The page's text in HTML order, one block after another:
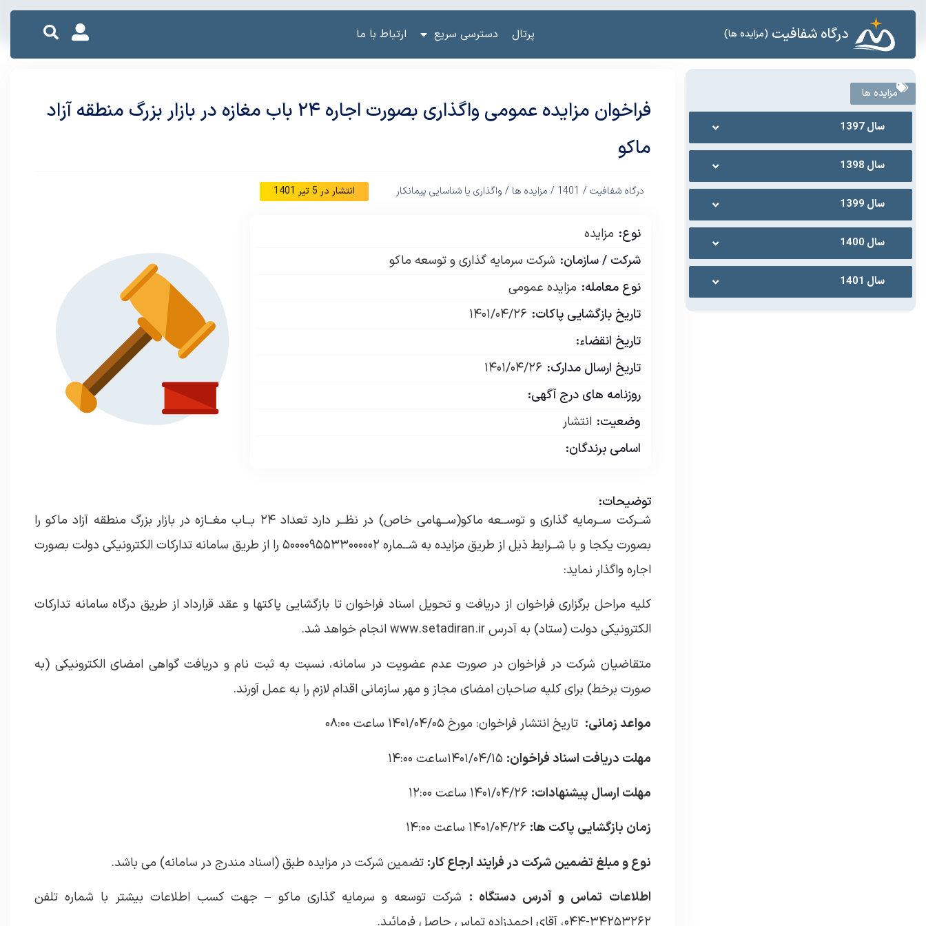
درگاه شفافیت (مزایده ها) پرتال دسترسی سریع ارتباط با ما
مزایده ها
سال 1397
سال 1398
سال 1399
سال 1400
سال 1401
فراخوان مزایده عمومی واگذاری بصورت اجاره ۲۴ باب مغازه در بازار بزرگ منطقه آزاد
ماکو
درگاه شفافیت / 1401
/ مزایده ها / واگذاری یا شناسایی پیمانکار انتشار در 5 تیر 1401
نوع: مزایده
شرکت / سازمان: شرکت سرمایه گذاری و توسعه ماکو
نوع معامله: مزایده عمومی
تاریخ بازگشایی پاکات: ۱۴۰۱/۰۴/۲۶
تاریخ انقضاء:
تاریخ ارسال مدارک: ۱۴۰۱/۰۴/۲۶
روزنامه های درج آگهی:
وضعیت: انتشار
اسامی برندگان:
توضیحات:
شــرکت ســرمایه گذاری و توســعه ماکو(ســهامی خاص) در نظــر دارد تعداد ۲۴ بــاب مغــازه در بازار بزرگ منطقه آزاد ماکو را
بصورت یکجا و با شــرایط ذیل از طریق مزایده به شــماره ۵۰۰۰۰۹۵۵۳۳۰۰۰۰۰۲ را از طریق سامانه تدارکات الکترونیکی دولت بصورت
اجاره واگذار نماید:
کلیه مراحل برگزاری فراخوان از دریافت و تحویل اسناد فراخوان تا بازگشایی پاکتها و عقد قرارداد از طریق درگاه سامانه تدارکات
الکترونیکی دولت (ستاد) به آدرس www.setadiran.ir انجام خواهد شد.
متقاضیان شرکت در فراخوان در صورت عدم عضویت در سامانه، نسبت به ثبت نام و دریافت گواهی امضای الکترونیکی (به
صورت برخط) برای کلیه صاحبان امضای مجاز و مهر سازمانی اقدام لازم را به عمل آورند.
مواعد زمانی: تاریخ انتشار فراخوان: مورخ ۱۴۰۱/۰۴/۰۵ ساعت ۰۸:۰۰
مهلت دریافت اسناد فراخوان:
مهلت ارسال پیشنهادات:
زمان بازگشایی پاکت ها:
نوع و مبلغ تضمین شرکت در فرایند ارجاع کار: تضمین شرکت در مزایده طبق (اسناد مندرج در سامانه) می باشد.
اطلاعات تماس و آدرس دستگاه : شرکت توسعه و سرمایه گذاری ماکو – جهت کسب اطلاعات بیشتر با شماره تلفن